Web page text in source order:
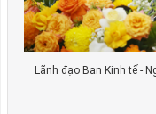
Lãnh đạo Ban Kinh tế -